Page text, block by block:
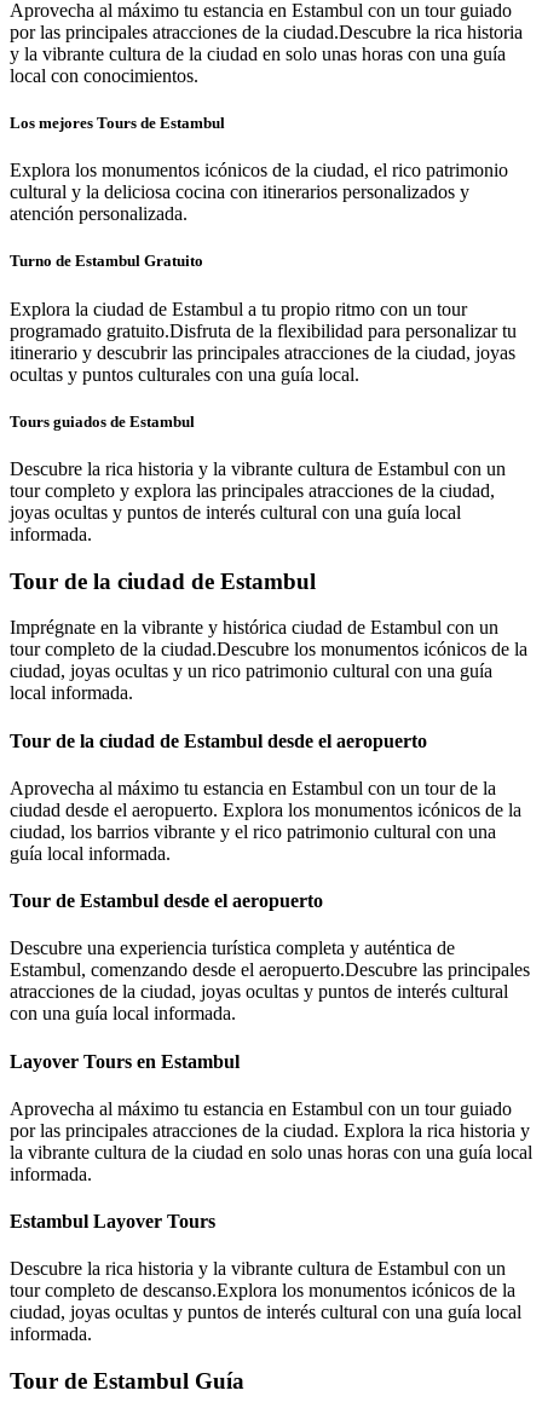
Aprovecha al máximo tu estancia en Estambul con un tour guiado
por las principales atracciones de la ciudad.Descubre la rica historia
y la vibrante cultura de la ciudad en solo unas horas con una guía
local con conocimientos.
Los mejores Tours de Estambul
Explora los monumentos icónicos de la ciudad, el rico patrimonio
cultural y la deliciosa cocina con itinerarios personalizados y
atención personalizada.
Turno de Estambul Gratuito
Explora la ciudad de Estambul a tu propio ritmo con un tour
programado gratuito.Disfruta de la flexibilidad para personalizar tu
itinerario y descubrir las principales atracciones de la ciudad, joyas
ocultas y puntos culturales con una guía local.
Tours guiados de Estambul
Descubre la rica historia y la vibrante cultura de Estambul con un
tour completo y explora las principales atracciones de la ciudad,
joyas ocultas y puntos de interés cultural con una guía local
informada.
Tour de la ciudad de Estambul
Imprégnate en la vibrante y histórica ciudad de Estambul con un
tour completo de la ciudad.Descubre los monumentos icónicos de la
ciudad, joyas ocultas y un rico patrimonio cultural con una guía
local informada.
Tour de la ciudad de Estambul desde el aeropuerto
Aprovecha al máximo tu estancia en Estambul con un tour de la
ciudad desde el aeropuerto. Explora los monumentos icónicos de la
ciudad, los barrios vibrante y el rico patrimonio cultural con una
guía local informada.
Tour de Estambul desde el aeropuerto
Descubre una experiencia turística completa y auténtica de
Estambul, comenzando desde el aeropuerto.Descubre las principales
atracciones de la ciudad, joyas ocultas y puntos de interés cultural
con una guía local informada.
Layover Tours en Estambul
Aprovecha al máximo tu estancia en Estambul con un tour guiado
por las principales atracciones de la ciudad. Explora la rica historia y
la vibrante cultura de la ciudad en solo unas horas con una guía local
informada.
Estambul Layover Tours
Descubre la rica historia y la vibrante cultura de Estambul con un
tour completo de descanso.Explora los monumentos icónicos de la
ciudad, joyas ocultas y puntos de interés cultural con una guía local
informada.
Tour de Estambul Guía